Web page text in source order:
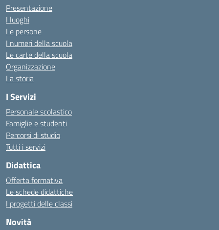
Presentazione
I luoghi
Le persone
I numeri della scuola
Le carte della scuola
Organizzazione
La storia
I Servizi
Personale scolastico
Famiglie e studenti
Percorsi di studio
Tutti i servizi
Didattica
Offerta formativa
Le schede didattiche
I progetti delle classi
Novità